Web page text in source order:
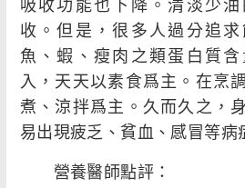
收。但是，很多人過分追
魚、蝦、瘦肉之類蛋白質
入，天天以素食爲主。在烹
煮、涼拌爲主。久而久之，
易出現疲乏、貧血、感冒等病
營養醫師點評：